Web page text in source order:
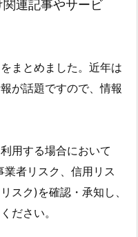
連記事やサービ
まとめました。近年は
が話題ですので、情報
用する場合において
者リスク、信用リス
スク)を確認・承知し、
ださい。